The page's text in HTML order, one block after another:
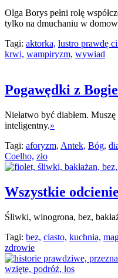
Olga Borys pełni rolę
tylko na dmuchaniu w
Tagi: aktorka, lustro prawdę
krwi, wampiryzm, wywiad
Pogawędki z
Niełatwo być diabłem.
inteligentny.»
Tagi: aforyzm, Antek, Bóg,
Coelho, zło
Wszystkie
Śliwki, winogrona, bez,
Tagi: bez, ciasto, kuchnia,
zdrowie